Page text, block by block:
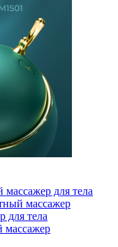
массажер для тела
массажер
для тела
массажер